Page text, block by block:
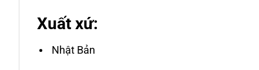
Xuất xứ:
Nhật Bản